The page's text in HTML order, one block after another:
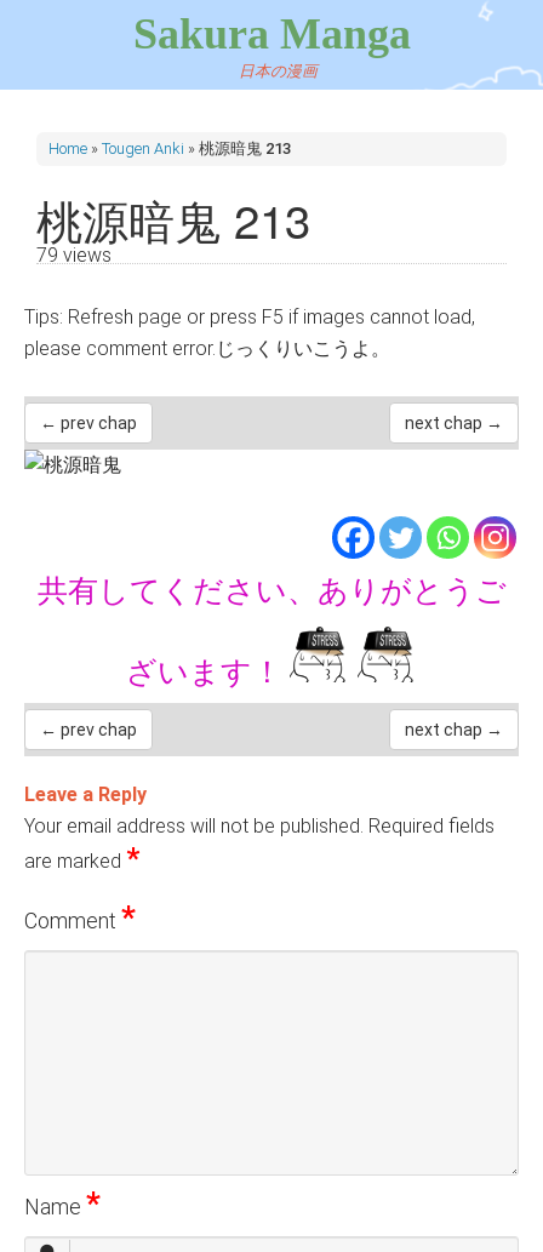
Sakura Manga
日本の漫画
Home » Tougen Anki » 桃源暗鬼 213
桃源暗鬼 213
79 views
Tips: Refresh page or press F5 if images cannot load,
please comment error.じっくりいこうよ。
← prev chap next chap →
共有してください、ありがとうご
ざいます！
← prev chap next chap →
Leave a Reply
Your email address will not be published. Required fields
are marked *
Comment *
Name *